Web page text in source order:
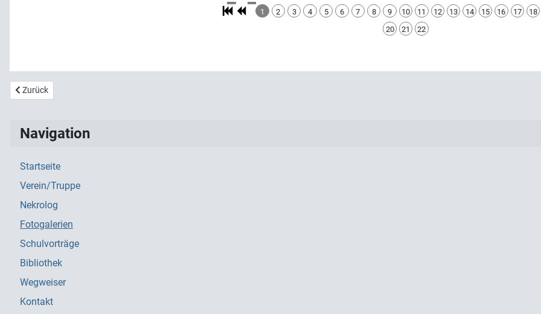
1 2 3 4 5 6 7 8 9 10 11 12 13 14 15 16 17
18
20
21 22
Vorheriger Beitrag: 2009 Herbstdrill Dürmentingen
Zurück
Navigation
Startseite
Verein/Truppe
Nekrolog
Fotogalerien
Schulvorträge
Bibliothek
Wegweiser
Kontakt